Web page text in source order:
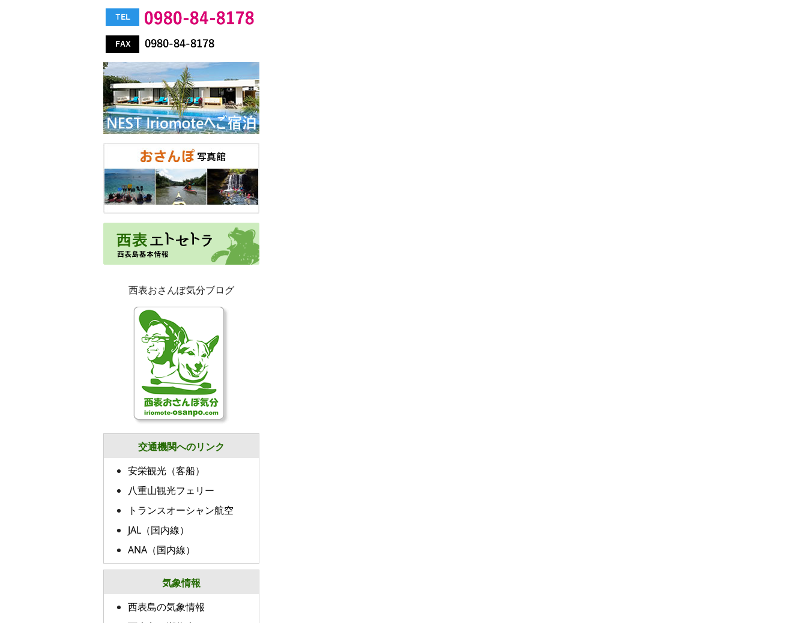
西表おさんぽ気分ブログ
交通機関へのリンク
安栄観光（客船）
八重山観光フェリー
トランスオーシャン航空
JAL（国内線）
ANA（国内線）
気象情報
西表島の気象情報